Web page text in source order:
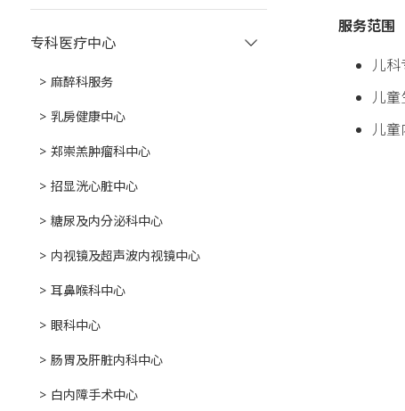
专科医疗中心
麻醉科服务
乳房健康中心
郑崇羔肿瘤科中心
招显洸心脏中心
糖尿及内分泌科中心
内视镜及超声波内视镜中心
耳鼻喉科中心
眼科中心
肠胃及肝脏内科中心
白内障手术中心
服务范围
儿科
儿童
儿童